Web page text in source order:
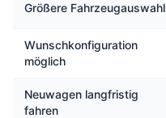
Größere Fahrzeugauswahl
Wunschkonfiguration
möglich
Neuwagen langfristig
fahren